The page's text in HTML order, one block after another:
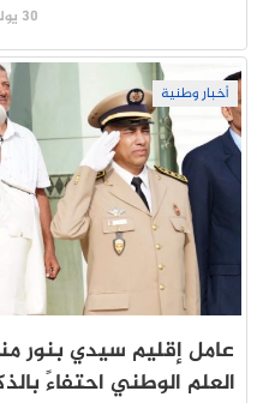
30 يوليو 2026
أخبار وطنية
عامل إقليم سيدي بنور
العلم الوطني احتفاءً بالذكرى الـ27 لعيد